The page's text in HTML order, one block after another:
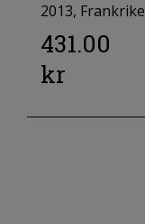
2013, Frankrike
431.00
kr